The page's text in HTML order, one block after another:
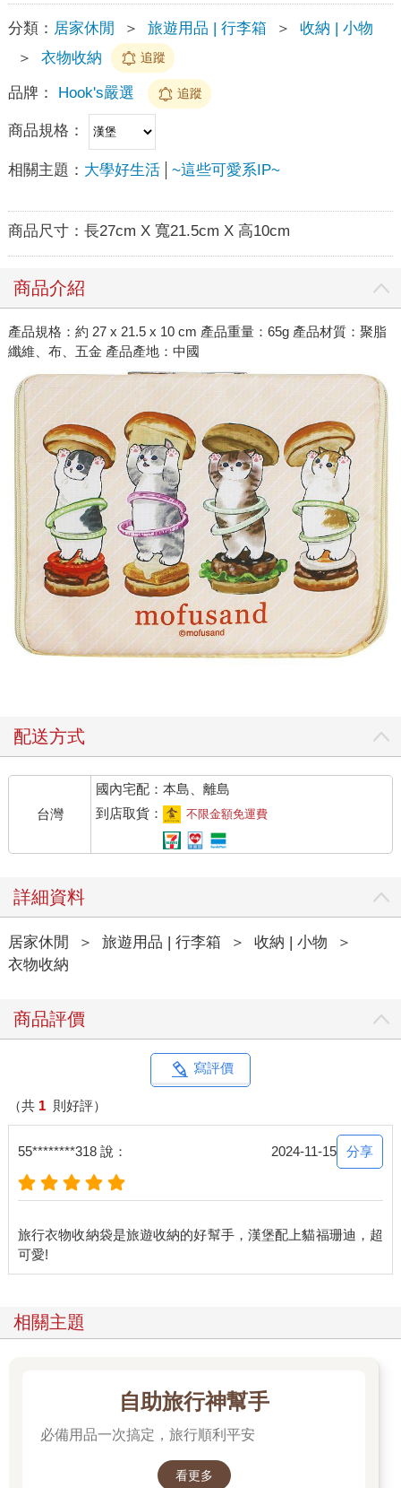
分類： 居家休閒 ＞ 旅遊用品 | 行李箱 ＞
收納 | 小物
＞
衣物收納 追蹤
品牌： Hook's嚴選 追蹤
商品規格：
相關主題： 大學好生活 ~這些可愛系IP~
商品尺寸： 長27cm X 寬21.5cm X 高10cm
商品介紹
產品規格：約 27 x 21.5 x 10 cm 產品重量：65g 產品材質：聚脂
纖維、布、五金 產品產地：中國
配送方式
台灣
國內宅配：本島、離島
到店取貨：
不限金額免運費
詳細資料
居家休閒 ＞ 旅遊用品 | 行李箱 ＞ 收納 | 小物
＞
衣物收納
商品評價
寫評價
（共 1 則好評）
55********318 說： 2024-11-15 分享
旅行衣物收納袋是旅遊收納的好幫手，漢堡配上貓福珊迪，超
相關主題
自助旅行神幫手
必備用品一次搞定，旅行順利平安
看更多